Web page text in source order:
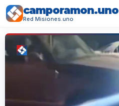
camporamon.uno
Red Misiones.uno